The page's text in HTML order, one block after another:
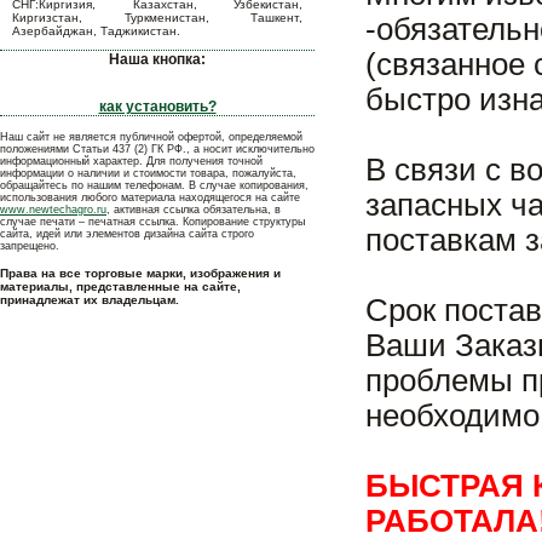
СНГ:Киргизия, Казахстан, Узбекистан,
Киргизстан, Туркменистан, Ташкент,
Азербайджан, Таджикистан.
Наша кнопка:
как установить?
Наш сайт не является публичной офертой, определяемой
положениями Статьи 437 (2) ГК РФ., а носит исключительно
информационный характер. Для получения точной
информации о наличии и стоимости товара, пожалуйста,
обращайтесь по нашим телефонам. В случае копирования,
использования любого материала находящегося на сайте
www.newtechagro.ru, активная ссылка обязательна, в
случае печати – печатная ссылка. Копирование структуры
сайта, идей или элементов дизайна сайта строго
запрещено.
Права на все торговые марки, изображения и
материалы, представленные на сайте,
принадлежат их владельцам.
-
(связанное
быстро
В связи с
запасных
поставкам
Срок
Ваши
проблемы
БЫСТРАЯ